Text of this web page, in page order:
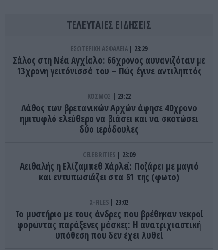
ΤΕΛΕΥΤΑΙΕΣ ΕΙΔΗΣΕΙΣ
ΕΣΩΤΕΡΙΚΗ ΑΣΦΑΛΕΙΑ 23:29
Σάλος στη Νέα Αγχίαλο: 66χρονος αυνανιζόταν με
13χρονη γειτόνισσά του – Πώς έγινε αντιληπτός
ΚΟΣΜΟΣ 23:22
Λάθος των βρετανικών Αρχών άφησε 40χρονο
ημιτυφλό ελεύθερο να βιάσει και να σκοτώσει
δύο ιερόδουλες
CELEBRITIES 23:09
Αειθαλής η Ελίζαμπεθ Χάρλεϊ: Ποζάρει με μαγιό
και εντυπωσιάζει στα 61 της (φωτο)
X-FILES 23:02
Το μυστήριο με τους άνδρες που βρέθηκαν νεκροί
φορώντας παράξενες μάσκες: Η ανατριχιαστική
υπόθεση που δεν έχει λυθεί